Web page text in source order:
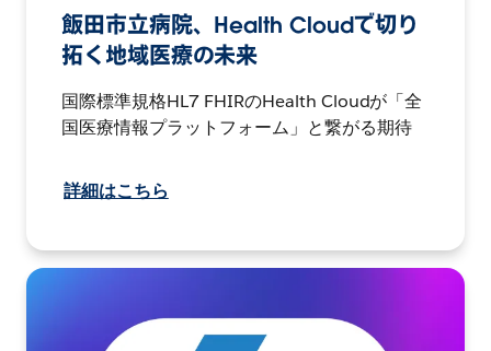
飯田市立病院、Health Cloudで切り
拓く地域医療の未来
国際標準規格HL7 FHIRのHealth Cloudが「全
国医療情報プラットフォーム」と繋がる期待
詳細はこちら